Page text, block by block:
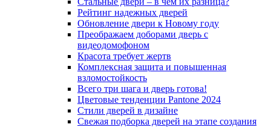
Рейтинг надежных дверей
Обновление двери к Новому году
Преображаем доборами дверь с
видеодомофоном
Красота требует жертв
Комплексная защита и повышенная
взломостойкость
Всего три шага и дверь готова!
Цветовые тенденции Pantone 2024
Стили дверей в дизайне
Свежая подборка дверей на этапе создания